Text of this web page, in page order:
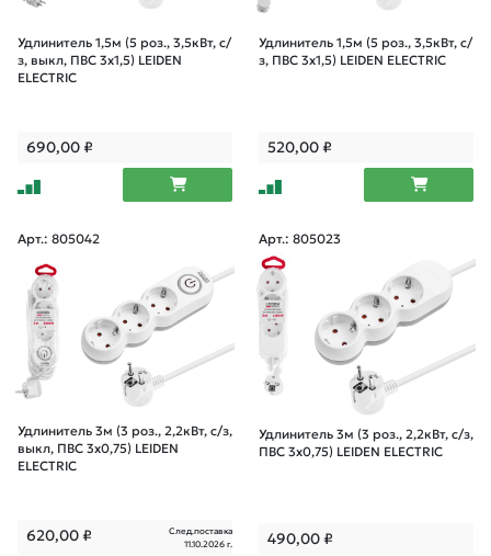
Удлинитель 1,5м (5 роз., 3,5кВт, с/
з, выкл, ПВС 3х1,5) LEIDEN
ELECTRIC
690,00₽
Удлинитель 1,5м (5 роз., 3,5кВт, с/
з, ПВС 3х1,5) LEIDEN ELECTRIC
520,00₽
Арт.: 805042
Удлинитель 3м (3 роз., 2,2кВт, с/з,
выкл, ПВС 3х0,75) LEIDEN
ELECTRIC
620,00₽
След.поставка
11.10.2026 г.
Арт.: 805023
Удлинитель 3м (3 роз., 2,2кВт, с/з,
ПВС 3х0,75) LEIDEN ELECTRIC
490,00₽